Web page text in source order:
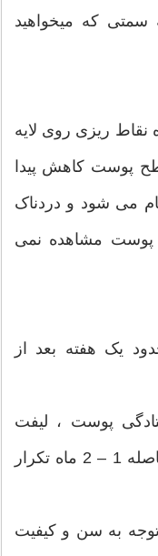
که میخواهید
نقاط ریزی روی لایه
پوست کاهش پیدا
می شود و دردناک
مشاهده نمی
یک هفته بعد از
پوست ، لیفت
پلکسر باید حدود 3 – 4 جلسه با فاصله 1 – 2 ماه تکرار
توجه به سن و کیفیت